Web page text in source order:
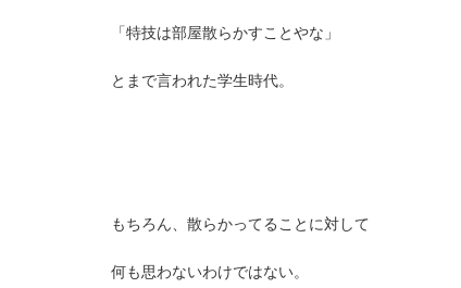
「特技は部屋散らかすことやな」
とまで言われた学生時代。
もちろん、散らかってることに対して
何も思わないわけではない。